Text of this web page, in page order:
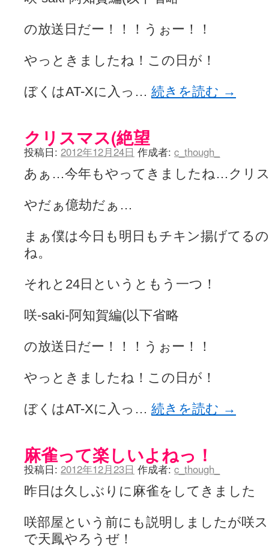
の放送日だー！！！うぉー！！
やっときましたね！この日が！
ぼくはAT-Xに入っ… 続きを読む →
クリスマス(絶望
投稿日: 2012年12月24日 作成者: c_though_
あぁ…今年もやってきましたね…クリ
やだぁ億劫だぁ…
まぁ僕は今日も明日もチキン揚げてる
ね。
それと24日というともう一つ！
咲-saki-阿知賀編(以下省略
の放送日だー！！！うぉー！！
やっときましたね！この日が！
ぼくはAT-Xに入っ… 続きを読む →
麻雀って楽しいよねっ！
投稿日: 2012年12月23日 作成者: c_though_
昨日は久しぶりに麻雀をしてきました
咲部屋という前にも説明しましたが咲
で天鳳やろうぜ！